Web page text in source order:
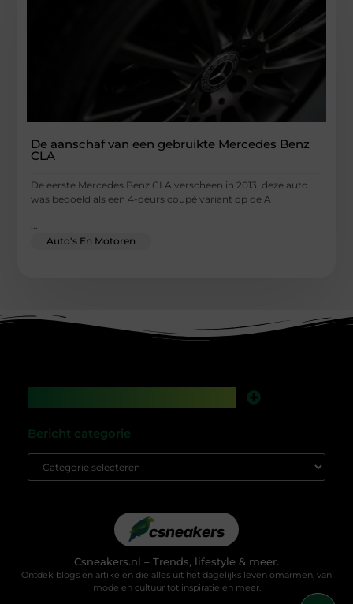
De aanschaf van een gebruikte Mercedes Benz
CLA
De eerste Mercedes Benz CLA verscheen in 2013, deze auto
was bedoeld als een 4-deurs coupé variant op de A
Auto's En Motoren
Bericht categorie
Csneakers.nl – Trends, lifestyle & meer.
Ontdek blogs en artikelen die alles uit het dagelijks leven omarmen, van
mode en cultuur tot inspiratie en meer.